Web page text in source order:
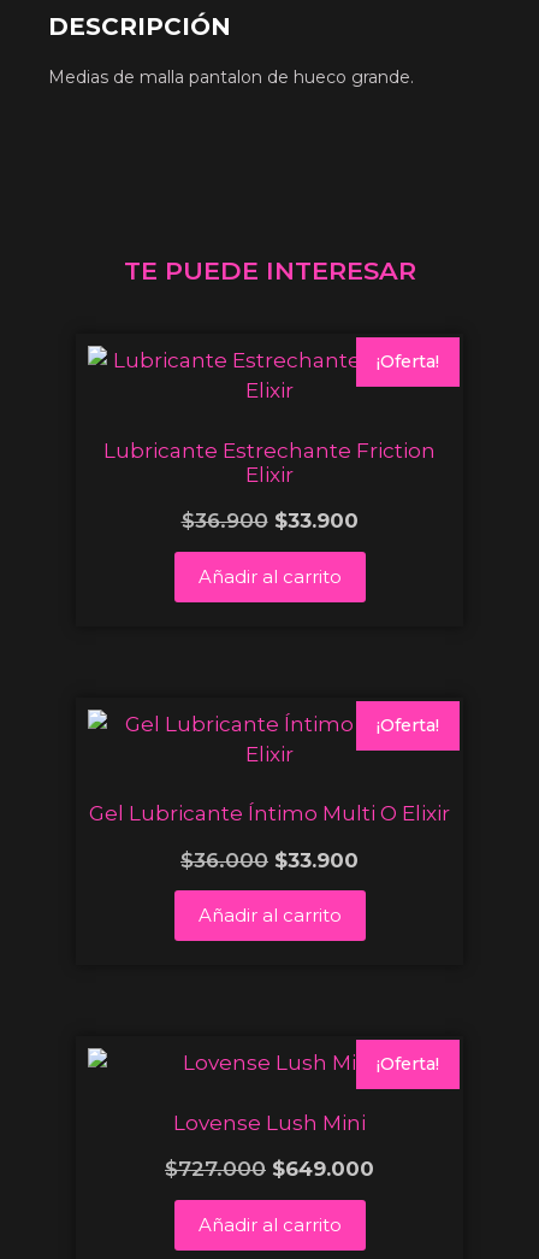
DESCRIPCIÓN
Medias de malla pantalon de hueco grande.
TE PUEDE INTERESAR
¡Oferta!
Lubricante Estrechante Friction
Elixir
$36.900 $33.900
Añadir al carrito
¡Oferta!
Gel Lubricante Íntimo Multi O Elixir
$36.000 $33.900
Añadir al carrito
¡Oferta!
Lovense Lush Mini
$727.000 $649.000
Añadir al carrito